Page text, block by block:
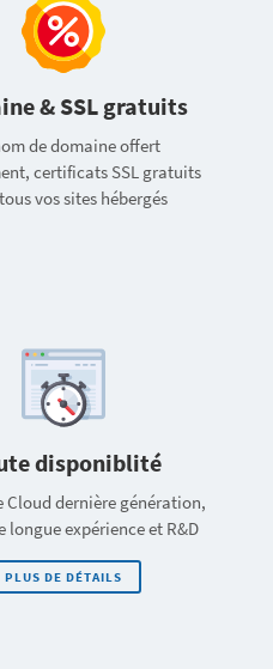
& SSL gratuits
de domaine offert
certificats SSL gratuits
vos sites hébergés
disponiblité
Cloud dernière génération,
longue expérience et R&D
PLUS DE DÉTAILS